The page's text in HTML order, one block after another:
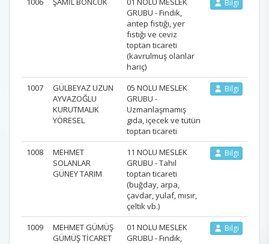
GRUBU - Fındık,
antep fıstığı, yer
fıstığı ve ceviz
toptan ticareti
(kavrulmuş olanlar
hariç)
Bilgi
1007
GÜLBEYAZ UZUN
AYVAZOĞLU
KURUTMALIK
YÖRESEL
05 NOLU MESLEK
GRUBU -
Uzmanlaşmamış
gıda, içecek ve tütün
toptan ticareti
Bilgi
1008
MEHMET
SOLANLAR
GÜNEY TARIM
11 NOLU MESLEK
GRUBU - Tahıl
toptan ticareti
(buğday, arpa,
çavdar, yulaf, mısır,
çeltik vb.)
Bilgi
1009
MEHMET GÜMÜŞ
GÜMÜŞ TİCARET
01 NOLU MESLEK
GRUBU - Fındık,
Bilgi